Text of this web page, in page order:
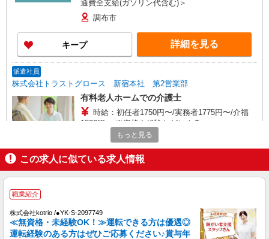
通費全支給(ガソリン代含む)＞
調布市
キープ 詳細を見る
派遣社員
株式会社トラストグロース 新宿本社 第2営業部
有料老人ホームでの介護士
時給：初任者1750円〜/実務者1775円〜/介福
1800円〜 ※資格や経験などによる
東京都調布市
キープ
派遣社員
調布駅◎負担少なめの障がい者支援員★社会活
動の見守りなど
もっと見る
この求人に似ている求人情報
職業紹介
株式会社kotrio /●YK-S-2097749
≪無資格・未経験OK！≫運転できる方は優遇◎
運転経験のある方はぜひご応募ください♪賞与年